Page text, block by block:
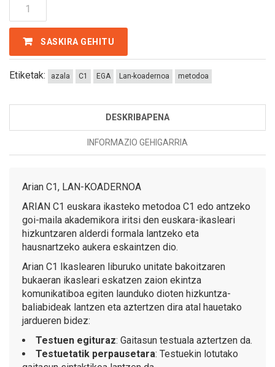
ARIAN
C1
Lan-
Koadernoa
Kantitatea
SASKIRA GEHITU
Etiketak: azala C1 EGA Lan-koadernoa metodoa
DESKRIBAPENA
INFORMAZIO GEHIGARRIA
Arian C1, LAN-KOADERNOA
ARIAN C1 euskara ikasteko metodoa C1 edo antzeko
goi-maila akademikora iritsi den euskara-ikasleari
hizkuntzaren alderdi formala lantzeko eta
hausnartzeko aukera eskaintzen dio.
Arian C1 Ikaslearen liburuko unitate bakoitzaren
bukaeran ikasleari eskatzen zaion ekintza
komunikatiboa egiten launduko dioten hizkuntza-
baliabideak lantzen eta aztertzen dira atal hauetako
jardueren bidez:
Testuen egituraz: Gaitasun testuala aztertzen da.
Testuetatik perpausetara: Testuekin lotutako